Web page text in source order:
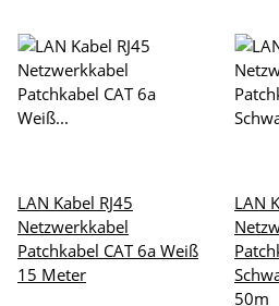
LAN Kabel RJ45
Netzwerkkabel
Patchkabel CAT 6a Weiß
15 Meter
LAN
50m